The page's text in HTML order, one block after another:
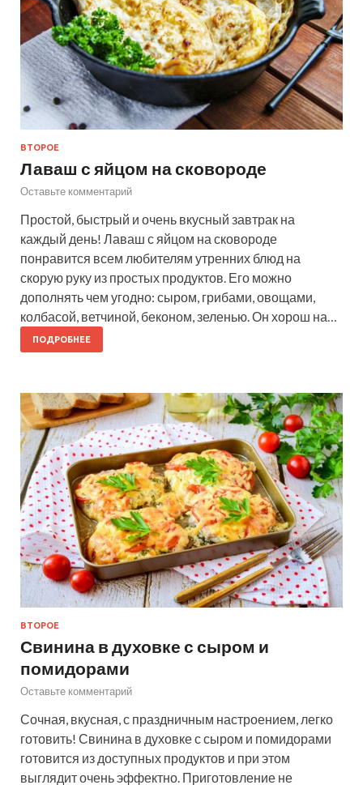
ВТОРОЕ
Лаваш с яйцом на сковороде
Оставьте комментарий
Простой, быстрый и очень вкусный завтрак на
каждый день! Лаваш с яйцом на сковороде
понравится всем любителям утренних блюд на
скорую руку из простых продуктов. Его можно
дополнять чем угодно: сыром, грибами, овощами,
колбасой, ветчиной, беконом, зеленью. Он хорош на…
ПОДРОБНЕЕ
ВТОРОЕ
Свинина в духовке с сыром и
помидорами
Оставьте комментарий
Сочная, вкусная, с праздничным настроением, легко
готовить! Свинина в духовке с сыром и помидорами
готовится из доступных продуктов и при этом
выглядит очень эффектно. Приготовление не